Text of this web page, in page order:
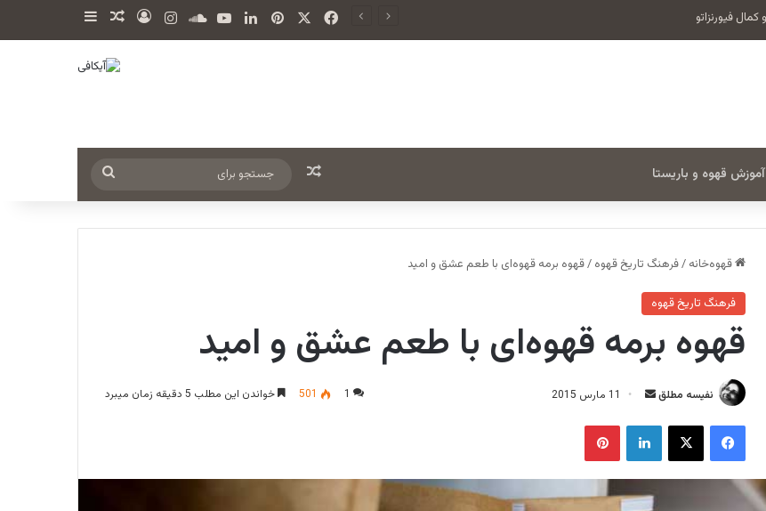
فیس بوک ‫پین‌ترستلینکدینیوتیوبساند کلوداینستاگرام
ورود نوشته تصادفی
آموزش قهوه و باریستا نوشته تصادفی
برای
قهوه‌خانه /فرهنگ تاریخ قهوه /قهوه برمه قهوه‌ای با طعم عشق و امید
فرهنگ تاریخ قهوه
قهوه برمه قهوه‌ای با طعم عشق و امید
نفیسه مطلق
س
ا
ل
ا
11 مارس 2015 1
501 خواندن این مطلب 5 دقیقه زمان میبرد
فیس بوک X لینکدین